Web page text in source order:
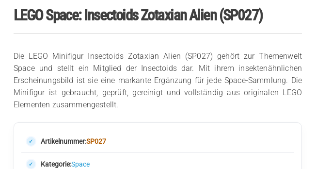
LEGO Space: Insectoids Zotaxian Alien (SP027)
Die LEGO Minifigur Insectoids Zotaxian Alien (SP027) gehört zur Themenwelt
Space und stellt ein Mitglied der Insectoids dar. Mit ihrem insektenähnlichen
Erscheinungsbild ist sie eine markante Ergänzung für jede Space-Sammlung. Die
Minifigur ist gebraucht, geprüft, gereinigt und vollständig aus originalen LEGO
Elementen zusammengestellt.
Artikelnummer:SP027
Kategorie:Space